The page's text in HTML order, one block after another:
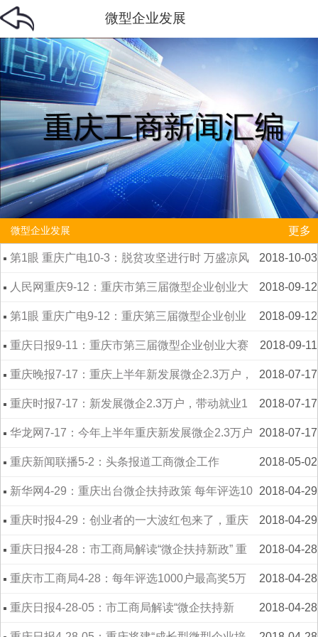
微型企业发展
微型企业发展 更多
2018-10-03
第1眼 重庆广电10-3：脱贫攻坚进行时 万盛凉风
村：从贫困村到微企梦乡村 2018-09-12
人民网重庆9-12：重庆市第三届微型企业创业大
赛启动 2018-09-12
第1眼 重庆广电9-12：重庆第三届微型企业创业
大赛启动 2018-09-11
重庆日报9-11：重庆市第三届微型企业创业大赛
启动 2018-07-17
重庆晚报7-17：重庆上半年新发展微企2.3万户，
带动就业14万人 2018-07-17
重庆时报7-17：新发展微企2.3万户，带动就业1
4万人，重庆工商上半年用了这些“大招” 2018-07-17
华龙网7-17：今年上半年重庆新发展微企2.3万户
带动就业14万人 2018-05-02
重庆新闻联播5-2：头条报道工商微企工作
2018-04-29
新华网4-29：重庆出台微企扶持政策 每年评选10
00户每户最高奖5万元 2018-04-29
重庆时报4-29：创业者的一大波红包来了，重庆
微型企业扶持新政来了！ 2018-04-28
重庆日报4-28：市工商局解读“微企扶持新政” 重
庆进入引导微企高质量发展新阶段 2018-04-28
重庆市工商局4-28：每年评选1000户最高奖5万
重庆出台20条新政扶持微企 2018-04-28
重庆日报4-28-05：市工商局解读“微企扶持新